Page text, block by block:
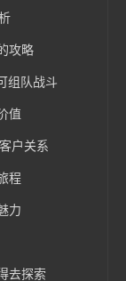
攻略
组队战斗
值
户关系
程
力
去探索